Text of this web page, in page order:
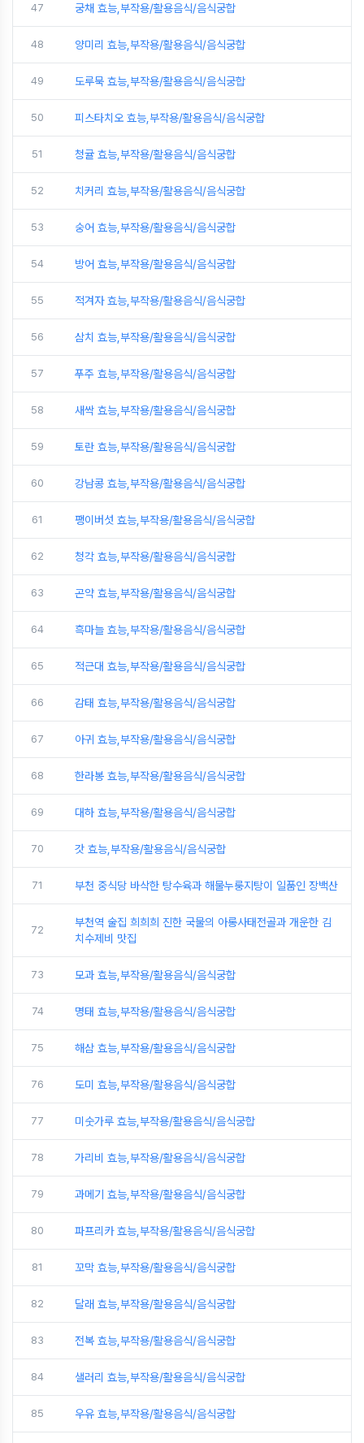
47 궁채 효능,부작용/활용음식/음식궁합
48 양미리 효능,부작용/활용음식/음식궁합
49 도루묵 효능,부작용/활용음식/음식궁합
50 피스타치오 효능,부작용/활용음식/음식궁합
51 청귤 효능,부작용/활용음식/음식궁합
52 치커리 효능,부작용/활용음식/음식궁합
53 숭어 효능,부작용/활용음식/음식궁합
54 방어 효능,부작용/활용음식/음식궁합
55 적겨자 효능,부작용/활용음식/음식궁합
56 삼치 효능,부작용/활용음식/음식궁합
57 푸주 효능,부작용/활용음식/음식궁합
58 새싹 효능,부작용/활용음식/음식궁합
59 토란 효능,부작용/활용음식/음식궁합
60 강남콩 효능,부작용/활용음식/음식궁합
61 팽이버섯 효능,부작용/활용음식/음식궁합
62 청각 효능,부작용/활용음식/음식궁합
63 곤약 효능,부작용/활용음식/음식궁합
64 흑마늘 효능,부작용/활용음식/음식궁합
65 적근대 효능,부작용/활용음식/음식궁합
66 감태 효능,부작용/활용음식/음식궁합
67 아귀 효능,부작용/활용음식/음식궁합
68 한라봉 효능,부작용/활용음식/음식궁합
69 대하 효능,부작용/활용음식/음식궁합
70 갓 효능,부작용/활용음식/음식궁합
71 부천 중식당 바삭한 탕수육과 해물누룽지탕이 일품인 장백산
72
부천역 술집 희희희 진한 국물의 아롱사태전골과 개운한 김
치수제비 맛집
73 모과 효능,부작용/활용음식/음식궁합
74 명태 효능,부작용/활용음식/음식궁합
75 해삼 효능,부작용/활용음식/음식궁합
76 도미 효능,부작용/활용음식/음식궁합
77 미숫가루 효능,부작용/활용음식/음식궁합
78 가리비 효능,부작용/활용음식/음식궁합
79 과메기 효능,부작용/활용음식/음식궁합
80 파프리카 효능,부작용/활용음식/음식궁합
81 꼬막 효능,부작용/활용음식/음식궁합
82 달래 효능,부작용/활용음식/음식궁합
83 전복 효능,부작용/활용음식/음식궁합
84 샐러리 효능,부작용/활용음식/음식궁합
85 우유 효능,부작용/활용음식/음식궁합